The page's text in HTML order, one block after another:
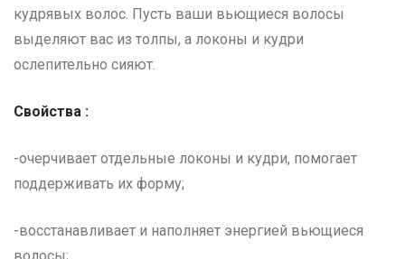
кудрявых волос. Пусть ваши вьющиеся волосы
выделяют вас из толпы, а локоны и кудри
ослепительно сияют.
Свойства :
-очерчивает отдельные локоны и кудри, помогает
поддерживать их форму;
-восстанавливает и наполняет энергией вьющиеся
волосы;